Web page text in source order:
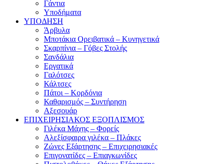
Γάντια
Υποδήματα
ΥΠΟΔΗΣΗ
Άρβυλα
Μποτάκια Ορειβατικά – Κυνηγετικά
Σκαρπίνια – Γόβες Στολής
Σανδάλια
Εργατικά
Γαλότσες
Κάλτσες
Πάτοι – Κορδόνια
Καθαρισμός – Συντήρηση
Αξεσουάρ
ΕΠΙΧΕΙΡΗΣΙΑΚΟΣ ΕΞΟΠΛΙΣΜΟΣ
Γιλέκα Μάχης – Φορείς
Αλεξίσφαιρα γιλέκα – Πλάκες
Ζώνες Εξάρτησης – Επιχειρησιακές
Επιγονατίδες – Επιαγκωνίδες